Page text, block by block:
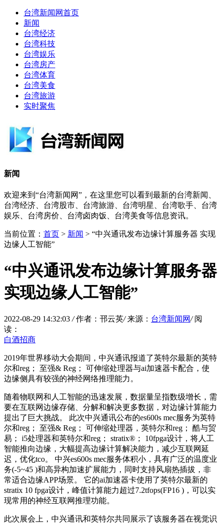
台湾新闻网首页
新闻
台湾经济
台湾科技
台湾娱乐
台湾房产
台湾体育
台湾美食
台湾旅游
实时聚焦
新闻
欢迎来到“台湾新闻网”，在这里您可以看到最新的台湾新闻、
台湾经济、台湾股市、台湾旅游、台湾明星、台湾歌手、台湾
娱乐、台湾房价、台湾卤肉饭、台湾美食等信息资讯。
当前位置： 首页 > 新闻 > “中兴通讯发布边缘计算服务器 实现
边缘人工智能”
“中兴通讯发布边缘计算服务器
实现边缘人工智能”
2022-08-29 14:32:03/ 作者：邗云英/ 来源： 台湾新闻网/ 阅
读：
白酒招商
2019年世界移动大会期间，中兴通讯报道了英特尔最新的英特
尔和reg； 至强& Reg； 可伸缩处理器与ai加速器卡配合，使
边缘侧具有较强的神经网络推理能力。
随着物联网和人工智能的迅速发展，数据量呈指数级增长，需
要在互联网边缘存储、分解和解决更多数据，对边缘计算能力
提出了巨大挑战。 此次中兴通讯公布的es600s mec服务为英特
尔和reg； 至强& Reg； 可伸缩处理器，英特尔和reg； 酷与贸
易； i5处理器和英特尔和reg； stratix®； 10fpga设计，将人工
智能推向边缘，大幅提高边缘计算解决能力，减少互联网延
迟，优化tco。 中兴es600s mec服务体积小，具有广泛的温度业
务(-5~45 )和高异构加速扩展能力，同时支持风扇热插拔，非
常适合边缘APP场景。 它的ai加速器卡使用了英特尔最新的
stratix 10 fpga设计，峰值计算能力超过7.2tfops(FP16 )，可以实
现常用的神经互联网推理功能。
此次展会上，中兴通讯和英特尔共同展示了该服务器在视觉识